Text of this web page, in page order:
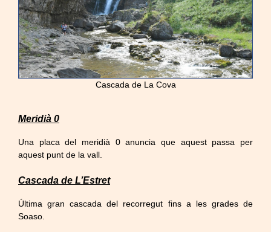
Cascada de La Cova
Meridià 0
Una placa del meridià 0 anuncia que aquest passa per
aquest punt de la vall.
Cascada de L’Estret
Última gran cascada del recorregut fins a les grades de
Soaso.